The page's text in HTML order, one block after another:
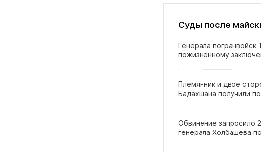
Суды после
Генерала
пожизненному
Племянник и двое
Бадахшана получили
Обвинение запросило
генерала Холбашева